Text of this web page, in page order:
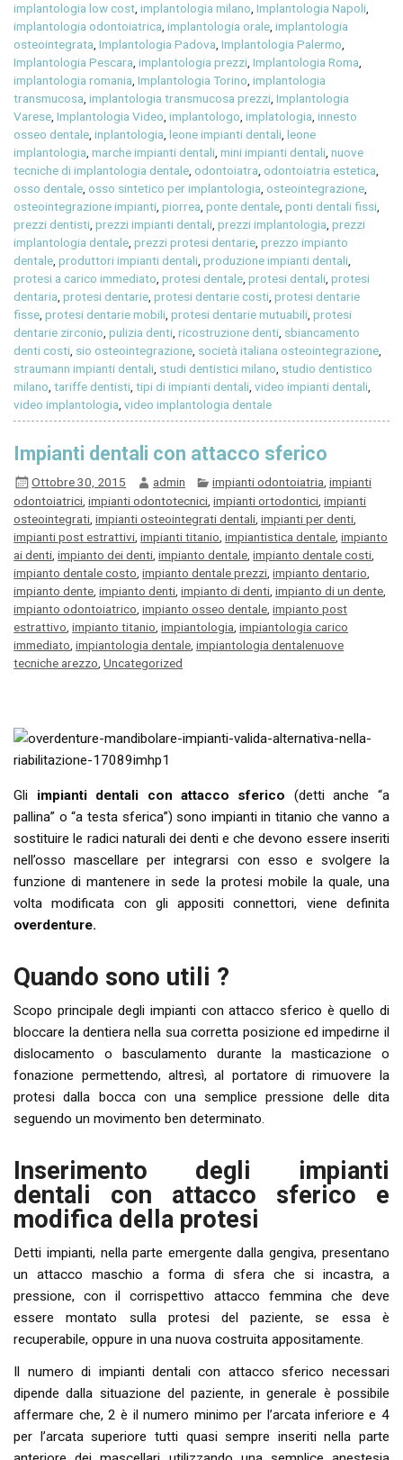
implantologia low cost,implantologia milano,Implantologia Napoli,
implantologia odontoiatrica,implantologia orale,implantologia
osteointegrata,Implantologia Padova,Implantologia Palermo,
Implantologia Pescara,implantologia prezzi,Implantologia Roma,
implantologia romania,Implantologia Torino,implantologia
transmucosa,implantologia transmucosa prezzi,Implantologia
Varese,Implantologia Video,implantologo,implatologia,innesto
osseo dentale,inplantologia,leone impianti dentali,leone
implantologia,marche impianti dentali,mini impianti dentali,nuove
tecniche di implantologia dentale,odontoiatra,odontoiatria estetica,
osso dentale,osso sintetico per implantologia,osteointegrazione,
osteointegrazione impianti,piorrea,ponte dentale,ponti dentali fissi,
prezzi dentisti,prezzi impianti dentali,prezzi implantologia,prezzi
implantologia dentale,prezzi protesi dentarie,prezzo impianto
dentale,produttori impianti dentali,produzione impianti dentali,
protesi a carico immediato,protesi dentale,protesi dentali,protesi
dentaria,protesi dentarie,protesi dentarie costi,protesi dentarie
fisse,protesi dentarie mobili,protesi dentarie mutuabili,protesi
dentarie zirconio,pulizia denti,ricostruzione denti, sbiancamento
denti costi, sio osteointegrazione, società italiana osteointegrazione,
straumann impianti dentali, studi dentistici milano, studio dentistico
milano,tariffe dentisti,tipi di impianti dentali,video impianti dentali,
video implantologia,video implantologia dentale
Impianti dentali con attacco sferico
Ottobre 30, 2015 admin impianti odontoiatria impianti
odontoiatrici ,impianti odontotecnici ,impianti ortodontici ,impianti
osteointegrati ,impianti osteointegrati dentali ,impianti per denti
impianti post estrattivi ,impianti titanio ,impiantistica dentale ,impianto
ai denti ,impianto dei denti ,impianto dentale ,impianto dentale costi
impianto dentale costo ,impianto dentale prezzi ,impianto dentario
impianto dente ,impianto denti ,impianto di denti ,impianto di un dente
impianto odontoiatrico ,impianto osseo dentale ,impianto post
estrattivo ,impianto titanio ,impiantologia ,impiantologia carico
immediato ,impiantologia dentale ,impiantologia dentalenuove
tecniche arezzo ,Uncategorized
Gli impianti dentali con attacco sferico (detti anche “a
pallina” o “a testa sferica”) sono impianti in titanio che vanno a
sostituire le radici naturali dei denti e che devono essere inseriti
nell’osso mascellare per integrarsi con esso e svolgere la
funzione di mantenere in sede la protesi mobile la quale, una
volta modificata con gli appositi connettori, viene definita
overdenture.
Quando sono utili ?
Scopo principale degli impianti con attacco sferico è quello di
bloccare la dentiera nella sua corretta posizione ed impedirne il
dislocamento o basculamento durante la masticazione o
fonazione permettendo, altresì, al portatore di rimuovere la
protesi dalla bocca con una semplice pressione delle dita
seguendo un movimento ben determinato.
Inserimento degli impianti
dentali con attacco sferico e
modifica della protesi
Detti impianti, nella parte emergente dalla gengiva, presentano
un attacco maschio a forma di sfera che si incastra, a
pressione, con il corrispettivo attacco femmina che deve
essere montato sulla protesi del paziente, se essa è
recuperabile, oppure in una nuova costruita appositamente.
Il numero di impianti dentali con attacco sferico necessari
dipende dalla situazione del paziente, in generale è possibile
affermare che, 2 è il numero minimo per l’arcata inferiore e 4
per l’arcata superiore tutti quasi sempre inseriti nella parte